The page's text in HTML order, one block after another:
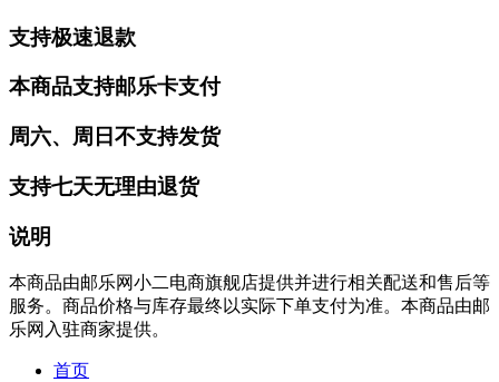
支持极速退款
本商品支持邮乐卡支付
周六、周日不支持发货
支持七天无理由退货
说明
本商品由邮乐网小二电商旗舰店提供并进行相关配送和售后等
服务。商品价格与库存最终以实际下单支付为准。本商品由邮
乐网入驻商家提供。
首页